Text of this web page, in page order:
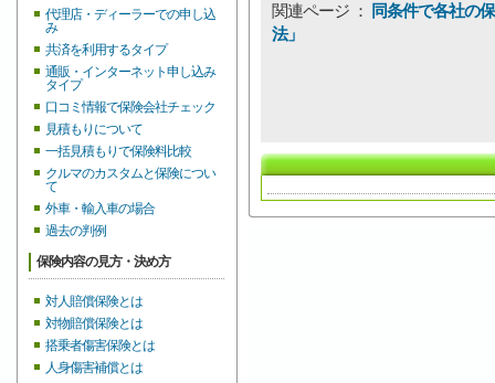
代理店・ディーラーでの申し込
み
共済を利用するタイプ
通販・インターネット申し込み
タイプ
口コミ情報で保険会社チェック
見積もりについて
一括見積もりで保険料比較
クルマのカスタムと保険につい
て
外車・輸入車の場合
過去の判例
保険内容の見方・決め方
対人賠償保険とは
対物賠償保険とは
搭乗者傷害保険とは
人身傷害補償とは
関連ページ ：
同条件で各社の
法」